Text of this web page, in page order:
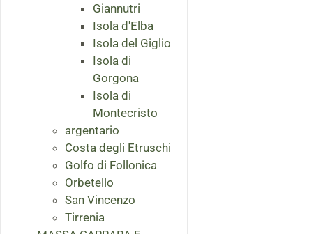
Giannutri
Isola d'Elba
Isola del Giglio
Isola di
Gorgona
Isola di
Montecristo
argentario
Costa degli Etruschi
Golfo di Follonica
Orbetello
San Vincenzo
Tirrenia